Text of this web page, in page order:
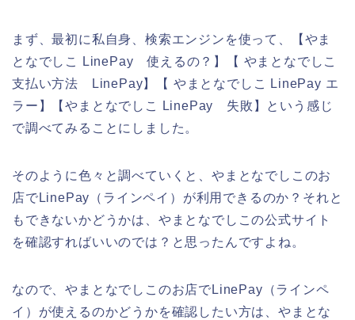
まず、最初に私自身、検索エンジンを使って、【やま
となでしこ LinePay 使えるの？】【 やまとなでしこ
支払い方法 LinePay】【 やまとなでしこ LinePay エ
ラー】【やまとなでしこ LinePay 失敗】という感じ
で調べてみることにしました。
そのように色々と調べていくと、やまとなでしこのお
店でLinePay（ラインペイ）が利用できるのか？それと
もできないかどうかは、やまとなでしこの公式サイト
を確認すればいいのでは？と思ったんですよね。
なので、やまとなでしこのお店でLinePay（ラインペ
イ）が使えるのかどうかを確認したい方は、やまとな